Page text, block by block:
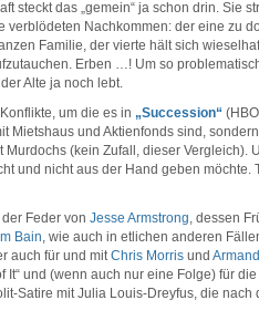
steckt das „gemein“ ja schon drin. Sie
verblödeten Nachkommen: der eine zu
Familie, der vierte hält sich
Erben …! Um so
Alte ja noch lebt.
um die es in „Succession“
Mietshaus und Aktienfonds sind,
Murdochs (kein Zufall, dieser Vergleich).
und nicht aus der Hand geben
der Feder von Jesse Armstrong, dessen
Bain, wie auch in etlichen anderen
auch für und mitChris Morris und
It“ und (wenn auch nur eine Folge) für
Satire mit Julia Louis-Dreyfus, die